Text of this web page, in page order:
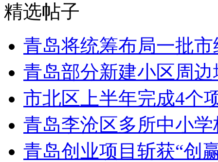
精选帖子
青岛将统筹布局一批市
青岛部分新建小区周
市北区上半年完成4个
青岛李沧区多所中小
青岛创业项目斩获“创